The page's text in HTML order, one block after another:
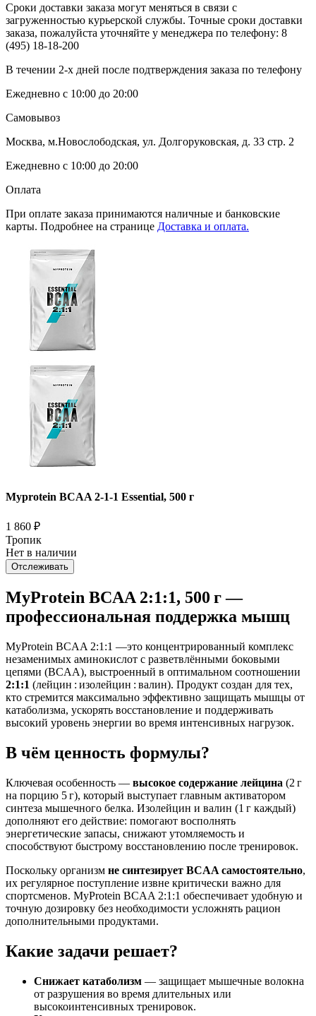
Сроки доставки заказа могут меняться в связи с
загруженностью курьерской службы. Точные сроки доставки
заказа, пожалуйста уточняйте у менеджера по телефону: 8
(495) 18-18-200
В течении 2-х дней после подтверждения заказа по телефону
Ежедневно с 10:00 до 20:00
Самовывоз
Москва, м.Новослободская, ул. Долгоруковская, д. 33 стр. 2
Ежедневно с 10:00 до 20:00
Оплата
При оплате заказа принимаются наличные и банковские
карты. Подробнее на странице Доставка и оплата.
Myprotein BCAA 2-1-1 Essential, 500 г
1 860 ₽
Тропик
Нет в наличии
Отслеживать
MyProtein BCAA 2:1:1, 500 г —
профессиональная поддержка мышц
MyProtein BCAA 2:1:1 —это концентрированный комплекс
незаменимых аминокислот с разветвлёнными боковыми
цепями (BCAA), выстроенный в оптимальном соотношении
2:1:1 (лейцин : изолейцин : валин). Продукт создан для тех,
кто стремится максимально эффективно защищать мышцы от
катаболизма, ускорять восстановление и поддерживать
высокий уровень энергии во время интенсивных нагрузок.
В чём ценность формулы?
Ключевая особенность — высокое содержание лейцина (2 г
на порцию 5 г), который выступает главным активатором
синтеза мышечного белка. Изолейцин и валин (1 г каждый)
дополняют его действие: помогают восполнять
энергетические запасы, снижают утомляемость и
способствуют быстрому восстановлению после тренировок.
Поскольку организм не синтезирует BCAA самостоятельно,
их регулярное поступление извне критически важно для
спортсменов. MyProtein BCAA 2:1:1 обеспечивает удобную и
точную дозировку без необходимости усложнять рацион
дополнительными продуктами.
Какие задачи решает?
Снижает катаболизм — защищает мышечные волокна
от разрушения во время длительных или
высокоинтенсивных тренировок.